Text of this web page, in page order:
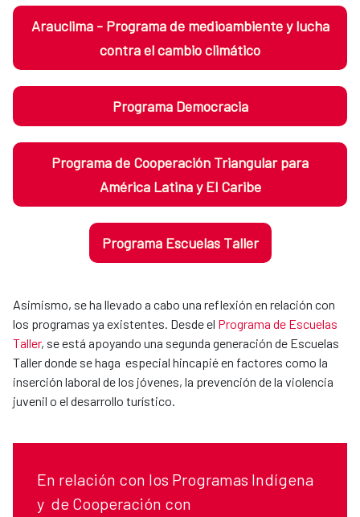
Arauclima - Programa de medioambiente y lucha
contra el cambio climático
Programa Democracia
Programa de Cooperación Triangular para
América Latina y El Caribe
Programa Escuelas Taller
Asimismo, se ha llevado a cabo una reflexión en relación con
los programas ya existentes. Desde el Programa de Escuelas
Taller, se está apoyando una segunda generación de Escuelas
Taller donde se haga especial hincapié en factores como la
inserción laboral de los jóvenes, la prevención de la violencia
juvenil o el desarrollo turístico.
En relación con los Programas Indígena
y de Cooperación con